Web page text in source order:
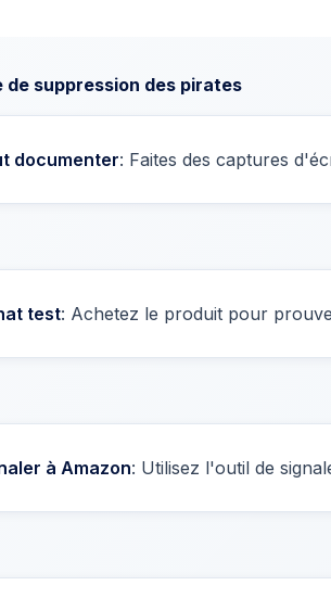
de suppression des pirates
documenter: Faites des captures
test: Achetez le produit pour
à Amazon: Utilisez l'outil de